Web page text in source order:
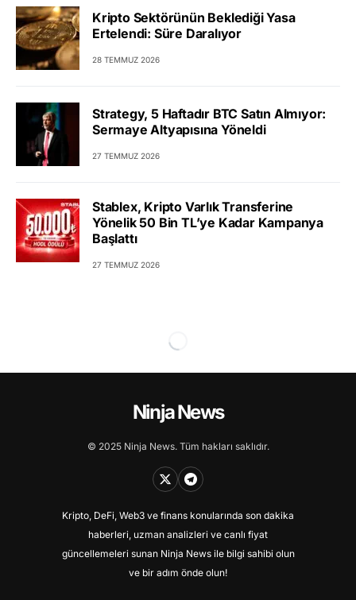
Kripto Sektörünün Beklediği Yasa
Ertelendi: Süre Daralıyor
28 TEMMUZ 2026
Strategy, 5 Haftadır BTC Satın Almıyor:
Sermaye Altyapısına Yöneldi
27 TEMMUZ 2026
Stablex, Kripto Varlık Transferine
Yönelik 50 Bin TL’ye Kadar Kampanya
Başlattı
27 TEMMUZ 2026
Ninja News
© 2025 Ninja News. Tüm hakları saklıdır.
Kripto, DeFi, Web3 ve finans konularında son dakika
haberleri, uzman analizleri ve canlı fiyat
güncellemeleri sunan Ninja News ile bilgi sahibi olun
ve bir adım önde olun!